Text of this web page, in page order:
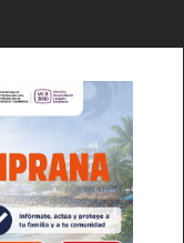
en Veracruz
Estudios